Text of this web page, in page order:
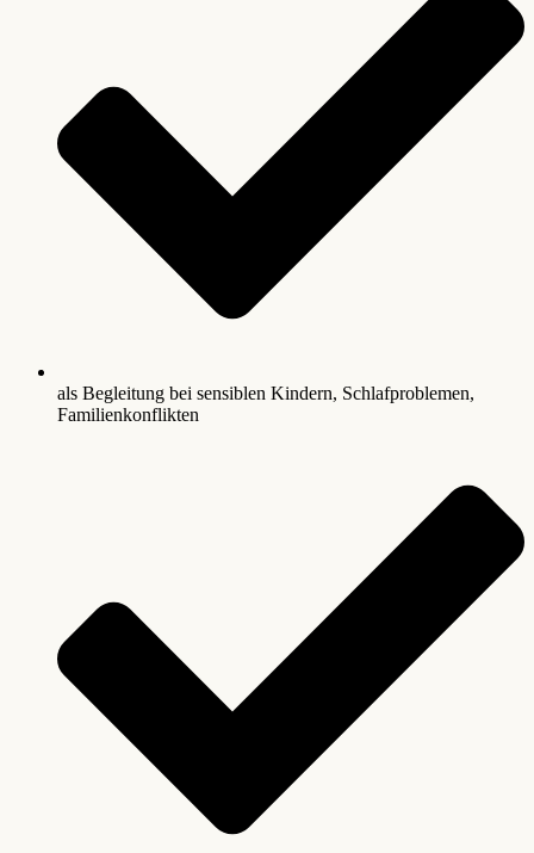
als Begleitung bei sensiblen Kindern, Schlafproblemen,
Familienkonflikten